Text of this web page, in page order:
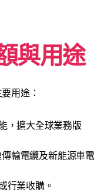
與用途
用途：
，擴大全球業務版
輸電纜及新能源車電
行業收購。